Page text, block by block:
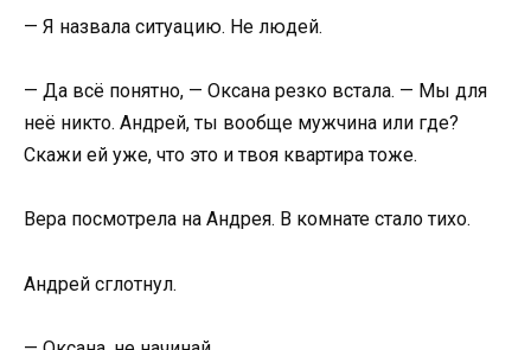
— Я назвала ситуацию. Не людей.
— Да всё понятно, — Оксана резко встала. — Мы для
неё никто. Андрей, ты вообще мужчина или где?
Скажи ей уже, что это и твоя квартира тоже.
Вера посмотрела на Андрея. В комнате стало тихо.
Андрей сглотнул.